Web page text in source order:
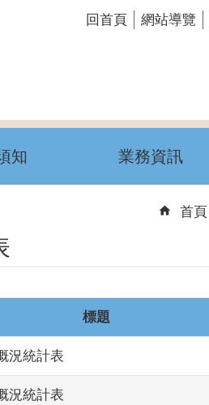
回首頁 網站導覽
知 業務資訊
首頁
標題
況統計表
況統計表